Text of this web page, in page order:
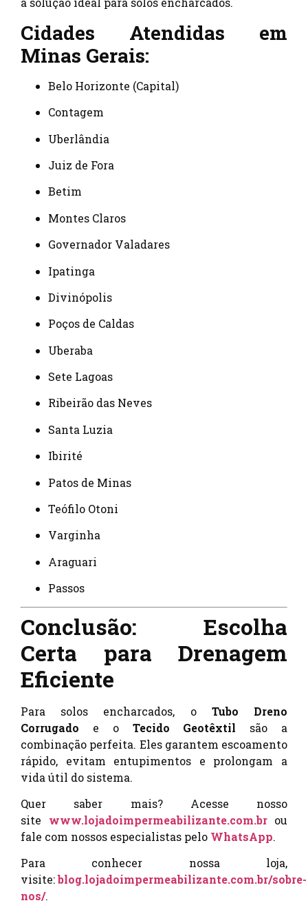
Cidades Atendidas em
Minas Gerais:
Belo Horizonte (Capital)
Contagem
Uberlândia
Juiz de Fora
Betim
Montes Claros
Governador Valadares
Ipatinga
Divinópolis
Poços de Caldas
Uberaba
Sete Lagoas
Ribeirão das Neves
Santa Luzia
Ibirité
Patos de Minas
Teófilo Otoni
Varginha
Araguari
Passos
Conclusão: Escolha
Certa para Drenagem
Eficiente
Para solos encharcados, o Tubo Dreno
Corrugado e o Tecido Geotêxtil são a
combinação perfeita. Eles garantem escoamento
rápido, evitam entupimentos e prolongam a
vida útil do sistema.
Quer saber mais? Acesse nosso
site www.lojadoimpermeabilizante.com.brou
fale com nossos especialistas pelo WhatsApp.
Para conhecer nossa loja,
visite:blog.lojadoimpermeabilizante.com.br/sobre-
nos/.